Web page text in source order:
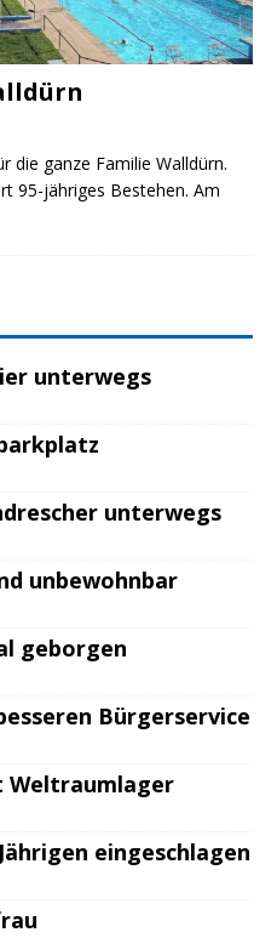
die ganze Familie Walldürn.
95-jähriges Bestehen. Am
unterwegs
unterwegs
unbewohnbar
geborgen
Bürgerservice
Weltraumlager
eingeschlagen